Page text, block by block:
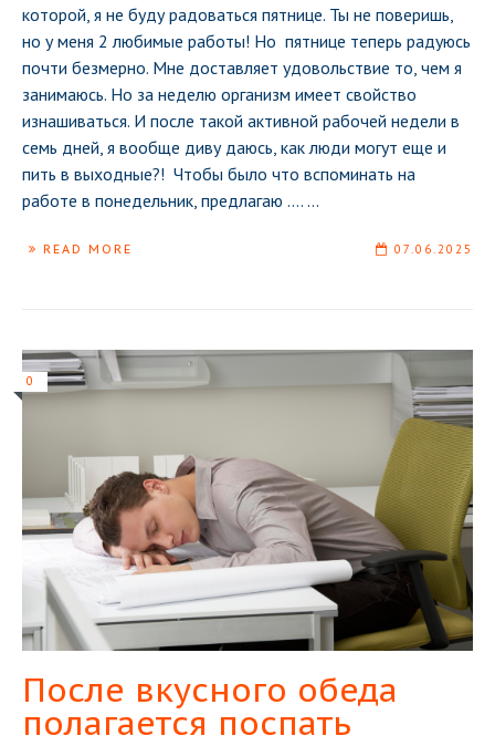
которой, я не буду радоваться пятнице. Ты не поверишь,
но у меня 2 любимые работы! Но пятнице теперь радуюсь
почти безмерно. Мне доставляет удовольствие то, чем я
занимаюсь. Но за неделю организм имеет свойство
изнашиваться. И после такой активной рабочей недели в
семь дней, я вообще диву даюсь, как люди могут еще и
пить в выходные?! Чтобы было что вспоминать на
работе в понедельник, предлагаю .... ...
READ MORE 07.06.2025
0
После вкусного обеда
полагается поспать